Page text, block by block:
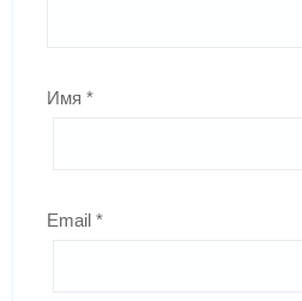
Имя *
Email *